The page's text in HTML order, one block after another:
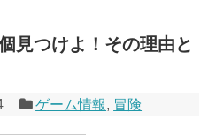
つけよ！その理由と
ゲーム情報, 冒険